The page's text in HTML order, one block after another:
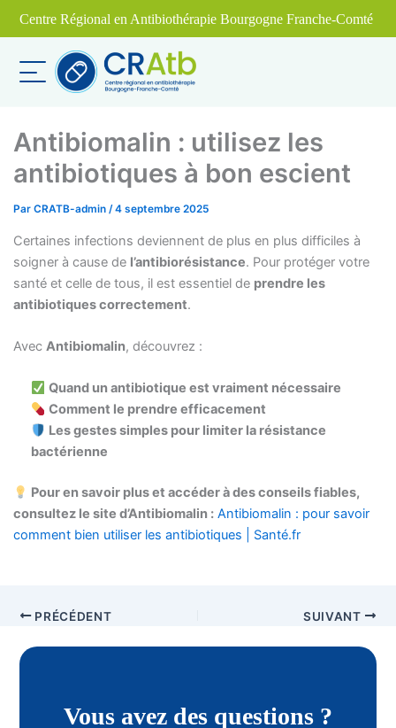
Centre Régional en Antibiothérapie Bourgogne Franche-Comté
Antibiomalin : utilisez les
antibiotiques à bon escient
Par CRATB-admin /4 septembre 2025
Certaines infections deviennent de plus en plus difficiles à
soigner à cause de l’antibiorésistance. Pour protéger votre
santé et celle de tous, il est essentiel de prendre les
antibiotiques correctement.
Avec Antibiomalin, découvrez :
Quand un antibiotique est vraiment nécessaire
Comment le prendre efficacement
Les gestes simples pour limiter la résistance
bactérienne
Pour en savoir plus et accéder à des conseils fiables,
consultez le site d’Antibiomalin : Antibiomalin : pour savoir
comment bien utiliser les antibiotiques | Santé.fr
PRÉCÉDENT SUIVANT
Vous avez des questions ?